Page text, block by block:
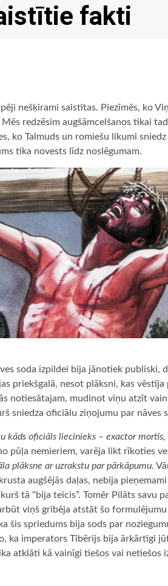
fakti
nešķirami saistītas. Piezīmēs, ko
redzēsim augšāmcelšanos tikai
ko Talmuds un romiešu likumi
tika novests līdz noslēgumam.
soda izpildei bija jānotiek publiski,
priekšgalā, nesot plāksni, kas
notiesātajam, mudinot viņu atzīt
sniedza oficiālu ziņojumu par nāves
kāds oficiāls liecinieks – exactor
pūļa nemieriem, varēja likt rīkoties
plāksne ar uzrakstu par pārkāpumu.
augšējās daļas, nebija
tā “bija teicis”. Tomēr Pilāts savu
viņš gribēja atstāt šo
šis spriedums bija sods par
ka imperators Tibērijs bija ārkārtīgi
atklāti kā vainīgi tiešos vai netiešos